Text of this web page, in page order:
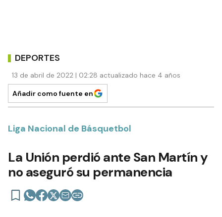
DEPORTES
13 de abril de 2022 | 02:28 actualizado hace 4 años
Añadir como fuente en
Liga Nacional de Básquetbol
La Unión perdió ante San Martín y
no aseguró su permanencia